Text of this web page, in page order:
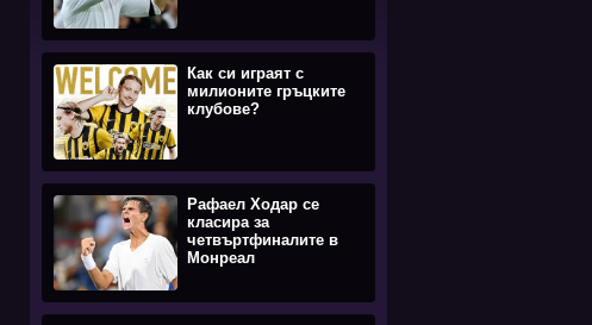
Как си играят с
милионите гръцките
клубове?
Рафаел Ходар се
класира за
четвъртфиналите в
Монреал